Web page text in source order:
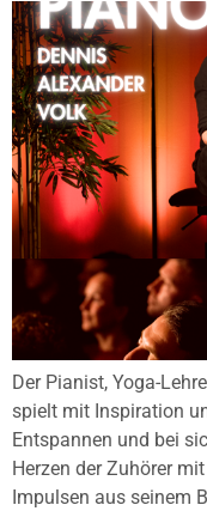
Der Pianist, Yoga-
spielt mit Inspiration
Entspannen und bei
Herzen der Zuhörer
Impulsen aus seinem